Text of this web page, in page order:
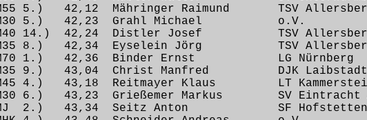
5.) 42,12 Mähringer Raimund TSV
5.) 42,23 Grahl Michael o.V.
14.) 42,24 Distler Josef TSV
8.) 42,34 Eyselein Jörg TSV
1.) 42,36 Binder Ernst LG Nürnberg
9.) 43,04 Christ Manfred DJK Laibstadt
4.) 43,18 Reitmayer Klaus LT Kammerstein
6.) 43,23 Grießemer Markus SV Eintracht
2.) 43,34 Seitz Anton SF Hofstetten